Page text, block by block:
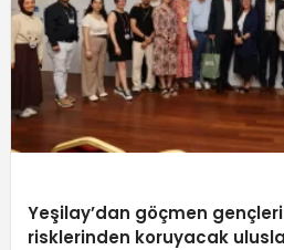
Yeşilay’dan göçmen gençleri
risklerinden koruyacak